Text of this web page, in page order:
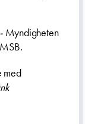
Myndigheten
med